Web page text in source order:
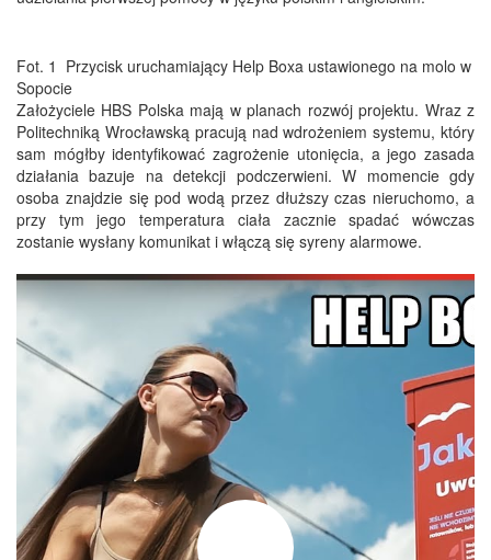
Fot. 1 Przycisk uruchamiający Help Boxa ustawionego na molo w
Sopocie
Założyciele HBS Polska mają w planach rozwój projektu. Wraz z
Politechniką Wrocławską pracują nad wdrożeniem systemu, który
sam mógłby identyfikować zagrożenie utonięcia, a jego zasada
działania bazuje na detekcji podczerwieni. W momencie gdy
osoba znajdzie się pod wodą przez dłuższy czas nieruchomo, a
przy tym jego temperatura ciała zacznie spadać wówczas
zostanie wysłany komunikat i włączą się syreny alarmowe.